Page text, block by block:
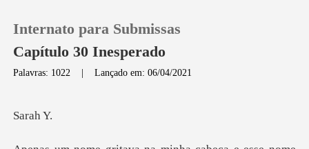
Internato para Submissas
Capítulo 30 Inesperado
Palavras: 1022 |Lançado em: 06/04/2021
ra